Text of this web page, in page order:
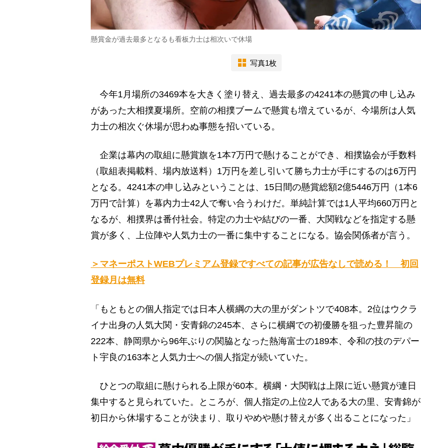
懸賞金が過去最多となるも看板力士は相次いで休場
写真1枚
今年1月場所の3469本を大きく塗り替え、過去最多の4241本の懸賞の申し込み
があった大相撲夏場所。空前の相撲ブームで懸賞も増えているが、今場所は人気
力士の相次ぐ休場が思わぬ事態を招いている。
企業は幕内の取組に懸賞旗を1本7万円で懸けることができ、相撲協会が手数料
（取組表掲載料、場内放送料）1万円を差し引いて勝ち力士が手にするのは6万円
となる。4241本の申し込みということは、15日間の懸賞総額2億5446万円（1本6
万円で計算）を幕内力士42人で奪い合うわけだ。単純計算では1人平均660万円と
なるが、相撲界は番付社会。特定の力士や結びの一番、大関戦などを指定する懸
賞が多く、上位陣や人気力士の一番に集中することになる。協会関係者が言う。
＞マネーポストWEBプレミアム登録ですべての記事が広告なしで読める！ 初回
登録月は無料
「もともとの個人指定では日本人横綱の大の里がダントツで408本。2位はウクラ
イナ出身の人気大関・安青錦の245本、さらに横綱での初優勝を狙った豊昇龍の
222本、静岡県から96年ぶりの関脇となった熱海富士の189本、令和の技のデパー
ト宇良の163本と人気力士への個人指定が続いていた。
ひとつの取組に懸けられる上限が60本。横綱・大関戦は上限に近い懸賞が連日
集中すると見られていた。ところが、個人指定の上位2人である大の里、安青錦が
初日から休場することが決まり、取りやめや懸け替えが多く出ることになった」